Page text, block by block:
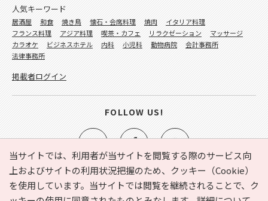
当サイトでは、利用者が当サイトを閲覧する際のサービス向
上およびサイトの利用状況把握のため、クッキー（Cookie）
を使用しています。当サイトでは閲覧を継続されることで、ク
e-NAVITA（イーナビタ）とは？ お気に入り
ヘルプ
人気キーワード
居酒屋 和食 焼き鳥 懐石・会席料理 焼肉
イタリア料理
フランス料理
アジア料理 喫茶・カフェ リラクゼーション
マッサージ
カラオケ
ビジネスホテル 内科 小児科 動物病院
会計事務所
法律事務所
掲載者ログイン
FOLLOW US!